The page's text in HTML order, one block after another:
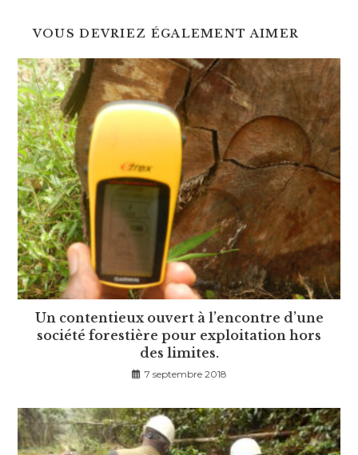
VOUS DEVRIEZ ÉGALEMENT AIMER
Un contentieux ouvert à l’encontre d’une
société forestière pour exploitation hors
des limites.
7 septembre 2018